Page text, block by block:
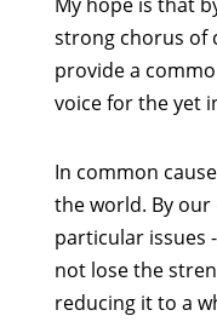
strong chorus of
provide a
voice for the yet
In common
the world. By
particular issues
not lose the
reducing it to a